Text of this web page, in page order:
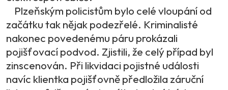
Plzeňským policistům bylo celé vloupání od
začátku tak nějak podezřelé. Kriminalisté
nakonec povedenému páru prokázali
pojišťovací podvod. Zjistili, že celý případ byl
zinscenován. Při likvidaci pojistné události
navíc klientka pojišťovně předložila záruční